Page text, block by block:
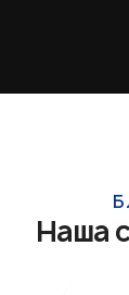
Наша